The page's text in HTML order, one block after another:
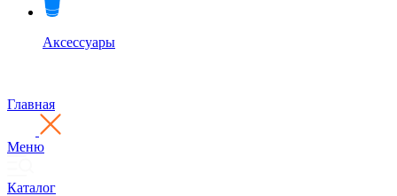
Аксессуары
Главная
Меню
Каталог